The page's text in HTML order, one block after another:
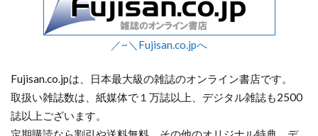
／~＼Fujisan.co.jpへ
Fujisan.co.jpは、日本最大級の雑誌のオンライン書店です。
取扱い雑誌数は、紙媒体で１万誌以上、デジタル雑誌も2500
誌以上ございます。